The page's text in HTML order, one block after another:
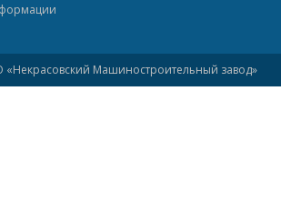
Машиностроительный завод»